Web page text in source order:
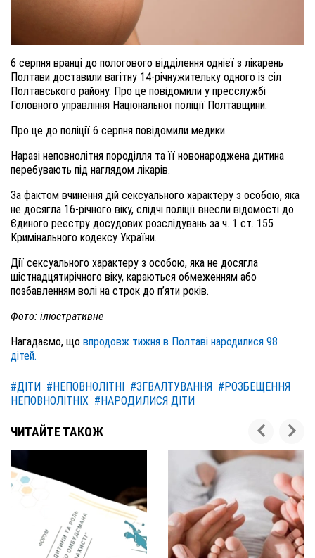
6 серпня вранці до пологового відділення однієї з лікарень
Полтави доставили вагітну 14-річнужительку одного із сіл
Полтавського району. Про це повідомили у пресслужбі
Головного управління Національної поліції Полтавщини.
Про це до поліції 6 серпня повідомили медики.
Наразі неповнолітня породілля та її новонароджена дитина
перебувають під наглядом лікарів.
За фактом вчинення дій сексуального характеру з особою, яка
не досягла 16-річного віку, слідчі поліції внесли відомості до
Єдиного реєстру досудових розслідувань за ч. 1 ст. 155
Кримінального кодексу України.
Дії сексуального характеру з особою, яка не досягла
шістнадцятирічного віку, караються обмеженням або
позбавленням волі на строк до п’яти років.
Фото: ілюстративне
Нагадаємо, що впродовж тижня в Полтаві народилися 98
дітей.
#ДІТИ #НЕПОВНОЛІТНІ #ЗГВАЛТУВАННЯ #РОЗБЕЩЕННЯ
НЕПОВНОЛІТНІХ #НАРОДИЛИСЯ ДІТИ
ЧИТАЙТЕ ТАКОЖ